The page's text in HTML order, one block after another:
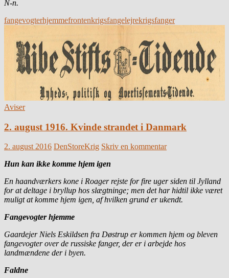
N-n.
fangevogterhjemmefrontenkrigsfangelejrekrigsfanger
Aviser
2. august 1916. Kvinde strandet i Danmark
2. august 2016 DenStoreKrig Skriv en kommentar
Hun kan ikke komme hjem igen
En haandværkers kone i Roager rejste for fire uger siden til Jylland
for at deltage i bryllup hos slægtninge; men det har hidtil ikke været
muligt at komme hjem igen, af hvilken grund er ukendt.
Fangevogter hjemme
Gaardejer Niels Eskildsen fra Døstrup er kommen hjem og bleven
fangevogter over de russiske fanger, der er i arbejde hos
landmændene der i byen.
Faldne